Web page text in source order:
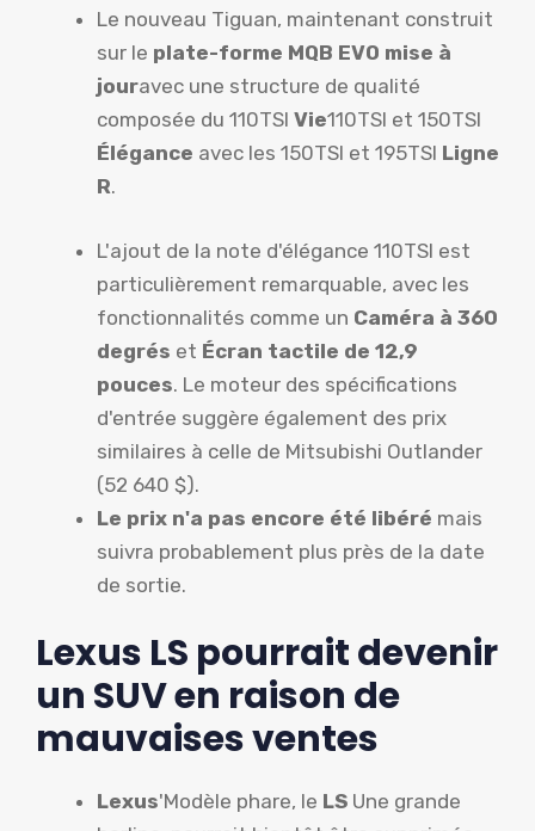
Le nouveau Tiguan, maintenant construit
sur le plate-forme MQB EVO mise à
jouravec une structure de qualité
composée du 110TSI Vie110TSI et 150TSI
Élégance avec les 150TSI et 195TSI Ligne
R.
L'ajout de la note d'élégance 110TSI est
particulièrement remarquable, avec les
fonctionnalités comme un Caméra à 360
degrés et Écran tactile de 12,9
pouces. Le moteur des spécifications
d'entrée suggère également des prix
similaires à celle de Mitsubishi Outlander
(52 640 $).
Le prix n'a pas encore été libéré mais
suivra probablement plus près de la date
de sortie.
Lexus LS pourrait devenir
un SUV en raison de
mauvaises ventes
Lexus'Modèle phare, le LS Une grande